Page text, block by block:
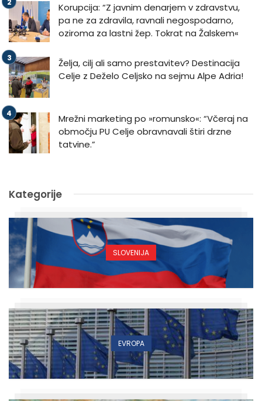
Korupcija: “Z javnim denarjem v zdravstvu,
pa ne za zdravila, ravnali negospodarno,
oziroma za lastni žep. Tokrat na Žalskem«
Želja, cilj ali samo prestavitev? Destinacija
Celje z Deželo Celjsko na sejmu Alpe Adria!
Mrežni marketing po »romunsko«: “Včeraj na
območju PU Celje obravnavali štiri drzne
tatvine.”
Kategorije
SLOVENIJA
EVROPA